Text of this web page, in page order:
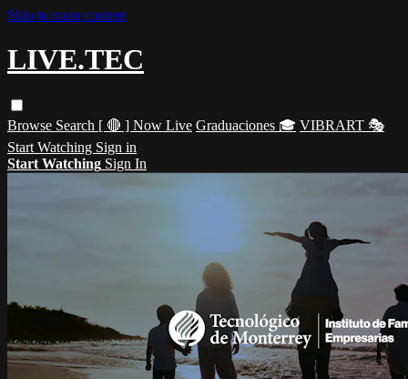
Skip to main content
LIVE.TEC
Browse Search [ 🔴 ] Now Live Graduaciones 🎓 VIBRART 🎭
Start Watching Sign in
Start Watching Sign In